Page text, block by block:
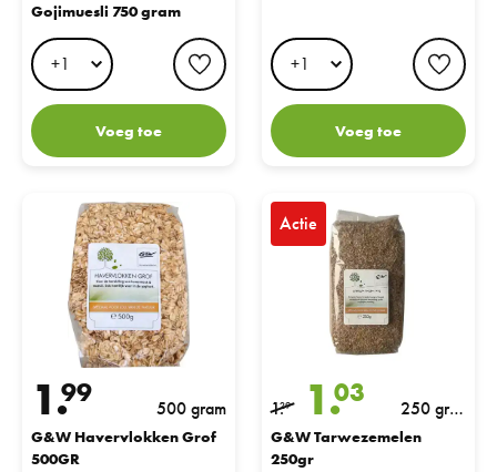
Gojimuesli 750 gram
favorite button
Voeg toe Voeg toe
G&W Havervlokken Grof 500GR
1.99 500 gram
G&W Havervlokken Grof
500GR
G&W Tarwezemelen 250gr
Actie
1.
29 1.
03
250 gra
m
G&W Tarwezemelen
250gr